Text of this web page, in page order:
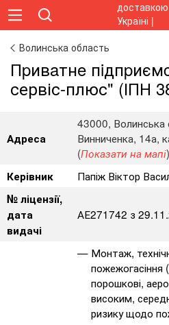
Волинська область
Пpивaтнe
сервіс-плюс" (ІПН
Адреса
43000, Волинська
Винниченка, 14а,
(Показати на мапі)
Керівник
Папіж Віктор
№ ліцензії,
дата
видачі
АЕ271742 з
Монтаж,
пожежогасіння
порошкові,
високим,
ризику щодо